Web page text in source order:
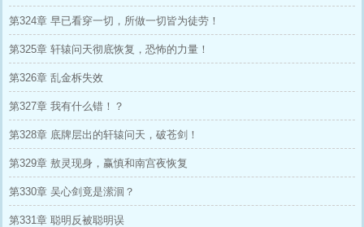
第324章 早已看穿一切，所做一切皆为徒劳！
第325章 轩辕问天彻底恢复，恐怖的力量！
第326章 乱金柝失效
第327章 我有什么错！？
第328章 底牌层出的轩辕问天，破苍剑！
第329章 敖灵现身，赢慎和南宫夜恢复
第330章 吴心剑竟是潆洄？
第331章 聪明反被聪明误